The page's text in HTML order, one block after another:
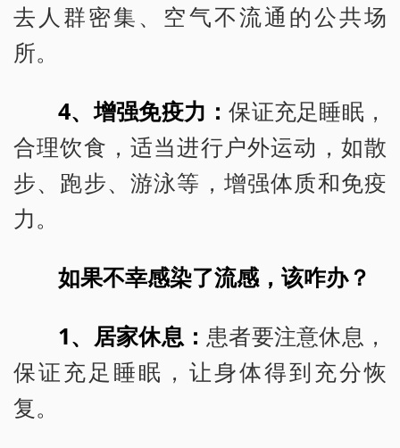
去人群密集、空气不流通的公共场
所。
4、增强免疫力：保证充足睡眠，
合理饮食，适当进行户外运动，如散
步、跑步、游泳等，增强体质和免疫
力。
如果不幸感染了流感，该咋办？
1、居家休息： 患者要注意休息，
保证充足睡眠，让身体得到充分恢
复。